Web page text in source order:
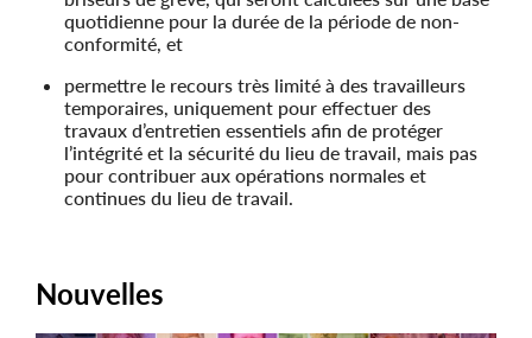
quotidienne pour la durée de la période de non-
conformité, et
permettre le recours très limité à des travailleurs
temporaires, uniquement pour effectuer des
travaux d’entretien essentiels afin de protéger
l’intégrité et la sécurité du lieu de travail, mais pas
pour contribuer aux opérations normales et
continues du lieu de travail.
Nouvelles